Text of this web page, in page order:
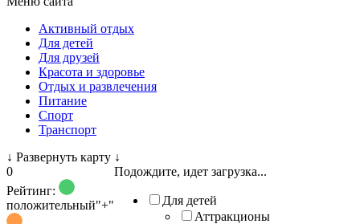
Активный отдых
Для детей
Для друзей
Красота и здоровье
Отдых и развлечения
Питание
Спорт
Транспорт
↓ Развернуть карту ↓
Подождите, идет загрузка...
Для детей
Аттракционы
0
Рейтинг:
положительный"+"